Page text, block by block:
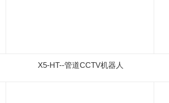
X5-HT--管道CCTV机器人